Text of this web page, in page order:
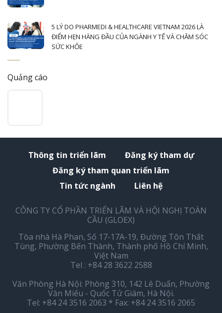
5 LÝ DO PHARMEDI & HEALTHCARE VIETNAM 2026 LÀ
ĐIỂM HẸN HÀNG ĐẦU CỦA NGÀNH Y TẾ VÀ CHĂM SÓC
SỨC KHỎE
Quảng cáo
Thông tin triển lãm
Đăng ký tham dự
Đăng ký tham quan triển lãm
Tin tức ngành
Liên hệ
CÔNG TY CỔ PHẦN TRIỂN LÃM VÀ HỘI NGHỊ TOÀN
CẦU (GLOEX)
Tòa nhà Hà Phan, Số 17-17A-19, Đường Tôn Thất
Tùng, Phường Bến Thành, Thành phố Hồ Chí Minh,
Việt Nam
Tel : +84 28 3622 2588
Văn Phòng Hà Nội: Phòng 310, 142 Lê Duẩn, Phường
Văn Miếu - Quốc Tử Giám, Hà Nội.
Tel: +84 24 3516 2063 * Fax: +84 24 3516 2065